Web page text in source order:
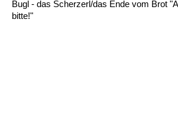
Bugl - das Scherzerl/das Ende vom Brot
bitte!"